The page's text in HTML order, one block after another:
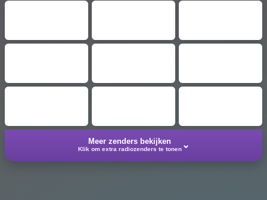
Meer zenders bekijken
Klik om extra radiozenders te tonen ⌄